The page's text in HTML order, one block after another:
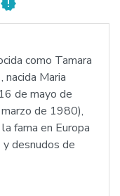
new_releases
como Tamara
nacida Maria
de mayo de
de 1980),
fama en Europa
desnudos de